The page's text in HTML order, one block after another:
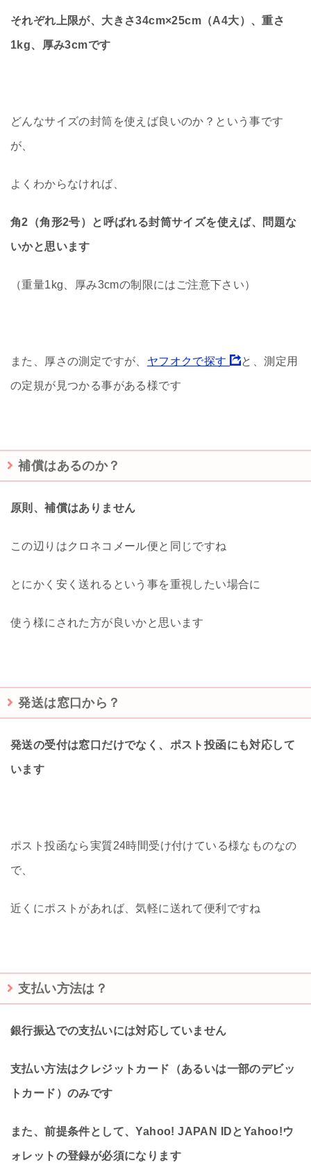
それぞれ上限が、大きさ34cm×25cm（A4大）、重さ
1kg、厚み3cmです
どんなサイズの封筒を使えば良いのか？という事です
が、
よくわからなければ、
角2（角形2号）と呼ばれる封筒サイズを使えば、問題な
いかと思います
（重量1kg、厚み3cmの制限にはご注意下さい）
また、厚さの測定ですが、 ヤフオクで探す と、測定用
の定規が見つかる事がある様です
補償はあるのか？
原則、補償はありません
この辺りはクロネコメール便と同じですね
とにかく安く送れるという事を重視したい場合に
使う様にされた方が良いかと思います
発送は窓口から？
発送の受付は窓口だけでなく、ポスト投函にも対応して
います
ポスト投函なら実質24時間受け付けている様なものなの
で、
近くにポストがあれば、気軽に送れて便利ですね
支払い方法は？
銀行振込での支払いには対応していません
支払い方法はクレジットカード（あるいは一部のデビッ
トカード）のみです
また、前提条件として、Yahoo! JAPAN IDとYahoo!ウ
ォレットの登録が必須になります